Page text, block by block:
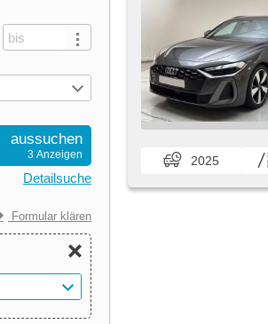
aussuchen
3 Anzeigen
Detailsuche
Formular klären
2025